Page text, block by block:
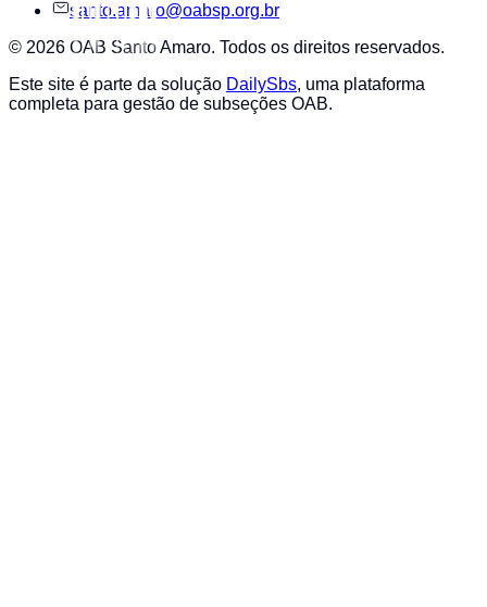
santo.amaro@oabsp.org.br
© 2026 OAB Santo Amaro. Todos os direitos reservados.
Este site é parte da solução DailySbs, uma plataforma
completa para gestão de subseções OAB.